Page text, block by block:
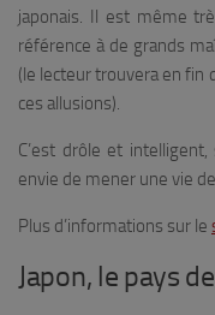
japonais. Il est même
référence à de grands
(le lecteur trouvera en fin
ces allusions).
C’est drôle et
envie de mener une vie
Plus d’informations sur le
Japon, le pays